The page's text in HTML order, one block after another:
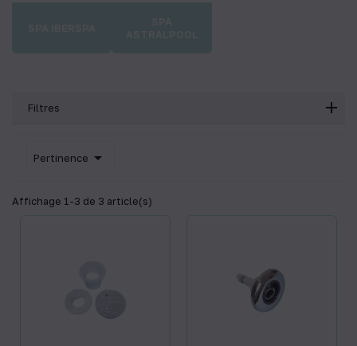
Filtres
Pertinence 
Affichage 1-3 de 3 article(s)